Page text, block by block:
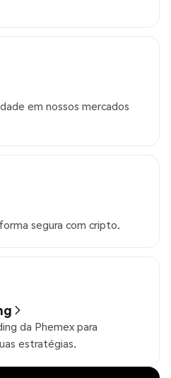
em nossos mercados
segura com cripto.
da Phemex para
estratégias.